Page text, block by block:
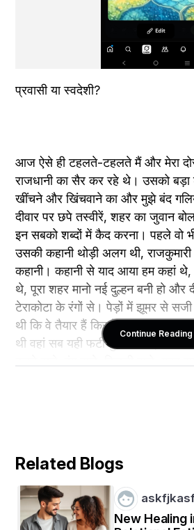
आज ऐसे ही टहलते-टहलते मैं और मेरा
राजधानी का सैर कर रहे थे। उसको बड़ा
खींचने और खिंचवाने का और मुझे बंद
दीवार पर छपे तस्वीरें, शहर का जुवान
इन सबको शब्दों में कैद करना। पहले वो
उसकी कहानी थोड़ी अलग थी, राजकुमारी
कहानी। कहानी से याद आया हम कहां थे,
थे, पूरा शहर मानो नई दुल्हन बनी हो और
टेराकोटा के रंगों से। पेड़ों में झूमर से सजी
थी कि वे तैयार हैं किसके स्वागत के
थी वहां सब यही फटी पुरानी कपड़ों से
शामियाना वाले सब के सब लगे हुए थे
ऐसे घूमते-घूमते दोपहर हो गई और मेरे
भूख लग गई। फिर हम रोड के किनारे खड़े
के लिए आए रेडी वाले भैया के पास पहुंच
पानीपुरी वाली भाभी दो बच्चों के साथ,
Continue Reading
Related Blogs
New Healing